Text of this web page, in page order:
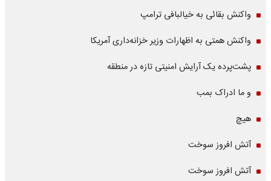
واکنش بقائی به خیالبافی ترامپ
واکنش همتی به اظهارات وزیر خزانه‌داری آمریکا
پشت‌پرده یک آرایش امنیتی تازه در منطقه
و ما ادراک بمب
هیچ
آتش افروز سوخت
آتش افروز سوخت